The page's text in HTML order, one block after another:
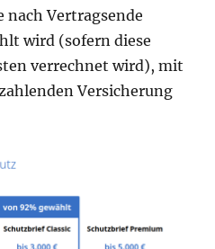
Vertragsende
wird (sofern diese
verrechnet wird), mit
Versicherung